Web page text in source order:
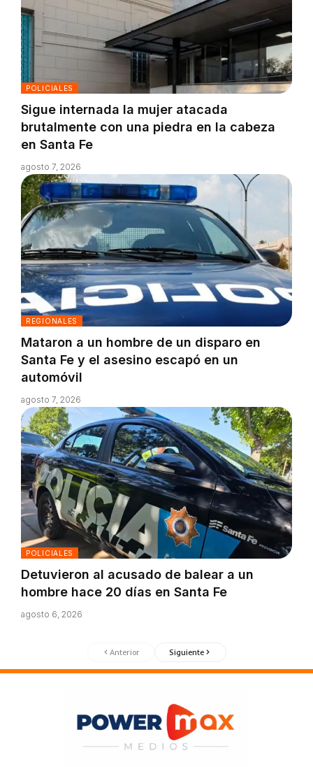
POLICIALES
Sigue internada la mujer atacada
brutalmente con una piedra en la cabeza
en Santa Fe
agosto 7, 2026
REGIONALES
Mataron a un hombre de un disparo en
Santa Fe y el asesino escapó en un
automóvil
agosto 7, 2026
POLICIALES
Detuvieron al acusado de balear a un
hombre hace 20 días en Santa Fe
agosto 6, 2026
Anterior Siguiente